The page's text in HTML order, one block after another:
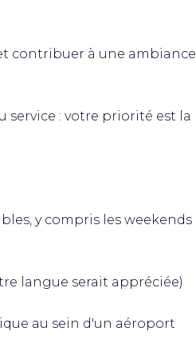
contribuer à une ambiance
service : votre priorité est la
y compris les weekends
langue serait appréciée)
au sein d'un aéroport